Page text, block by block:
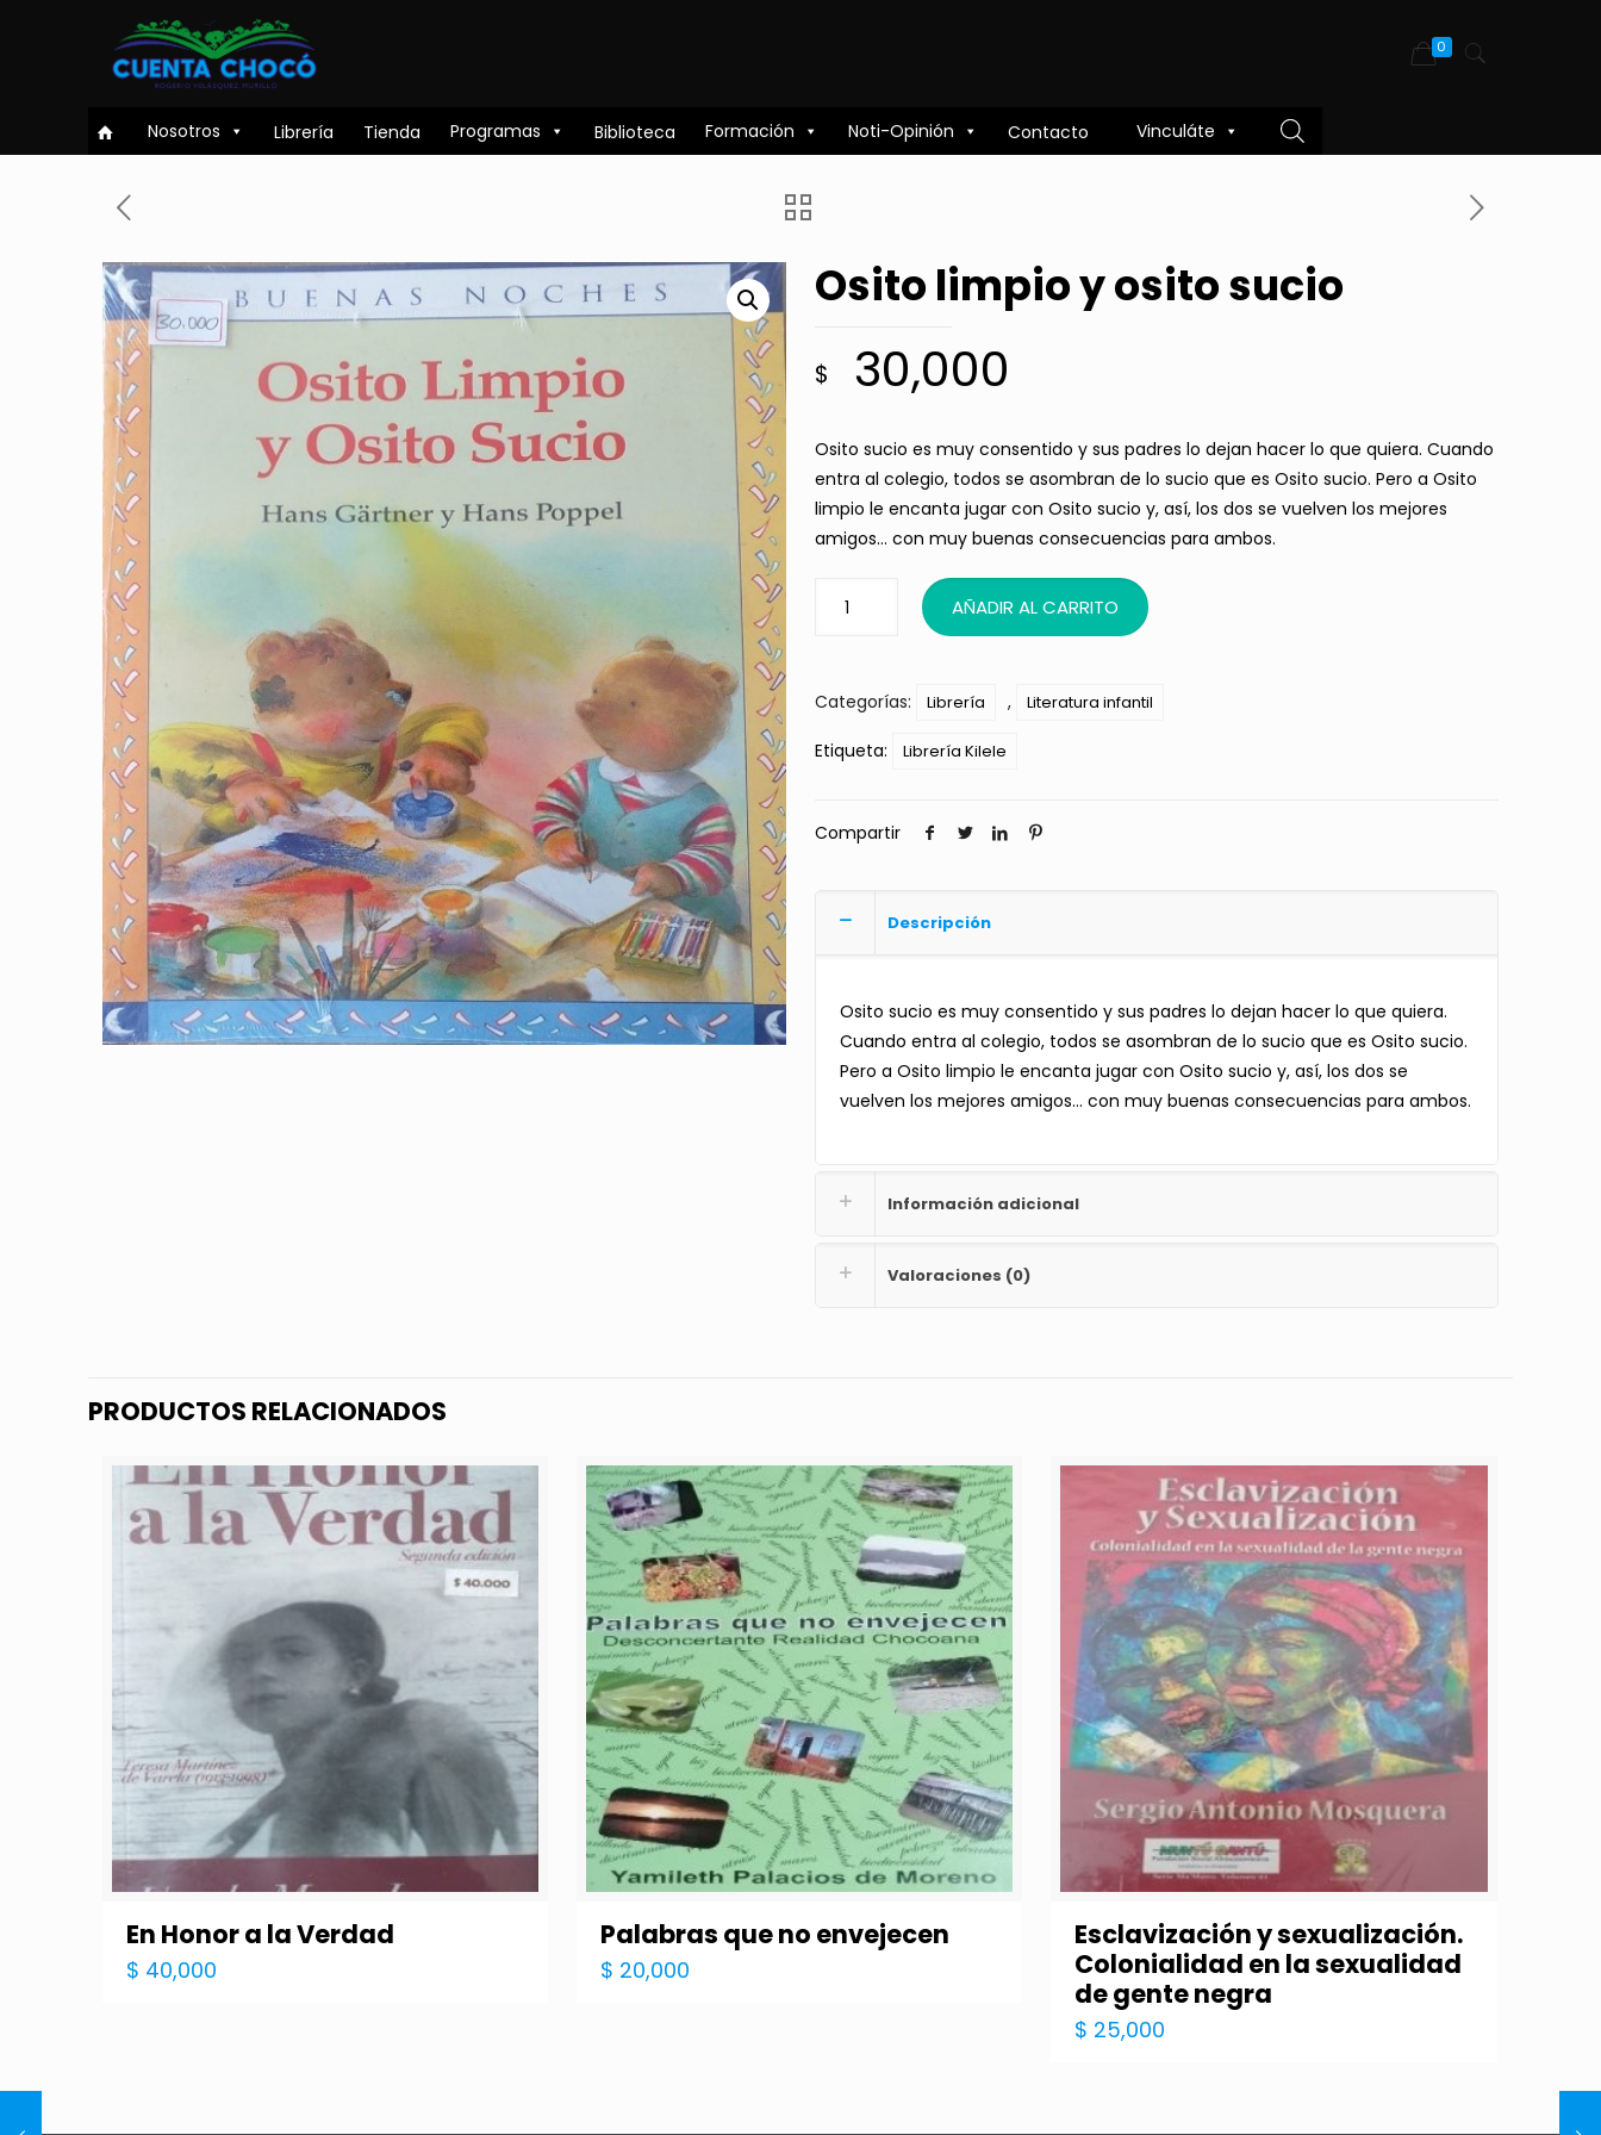
Nosotros Librería Tienda Programas Biblioteca Formación Noti-Opinión Contacto Vinculáte
0
Osito limpio y osito sucio
$ 30,000
Osito sucio es muy consentido y sus padres lo dejan hacer lo que quiera. Cuando
entra al colegio, todos se asombran de lo sucio que es Osito sucio. Pero a Osito
limpio le encanta jugar con Osito sucio y, así, los dos se vuelven los mejores
amigos… con muy buenas consecuencias para ambos.
AÑADIR AL CARRITO
Categorías: Librería , Literatura infantil
Etiqueta: Librería Kilele
Compartir
Descripción
Osito sucio es muy consentido y sus padres lo dejan hacer lo que quiera.
Cuando entra al colegio, todos se asombran de lo sucio que es Osito sucio.
Pero a Osito limpio le encanta jugar con Osito sucio y, así, los dos se
vuelven los mejores amigos… con muy buenas consecuencias para ambos.
Información adicional
Valoraciones (0)
PRODUCTOS RELACIONADOS
En Honor a la Verdad
$ 40,000
Palabras que no envejecen
$ 20,000
Esclavización y sexualización.
Colonialidad en la sexualidad
de gente negra
$ 25,000